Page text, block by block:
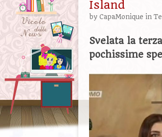
Island
by CapaMonique in
Svelata la
pochissime